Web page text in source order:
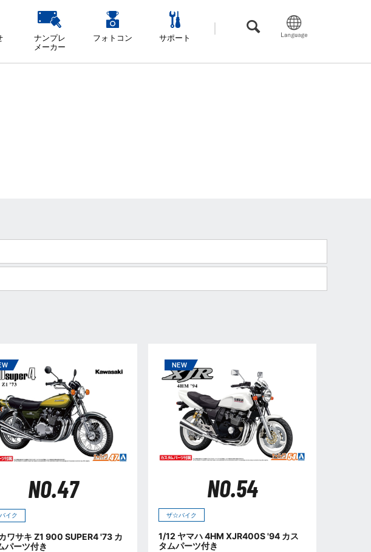
ナンプレ
メーカー
フォトコン サポート
NO.47
イク
パーツ付き
NO.54
ザ☆バイク
1/12 ヤマハ 4HM XJR400S '94 カス
タムパーツ付き